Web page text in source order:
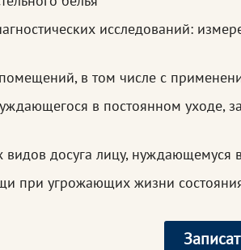
исследований:
в том числе с
в постоянном уходе,
видов досуга лицу, нуждающемуся
при угрожающих жизни